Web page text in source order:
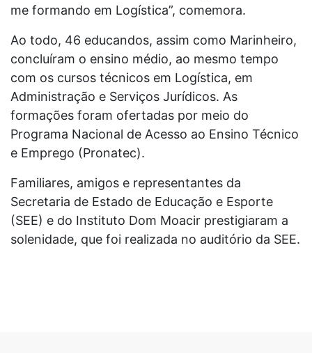
me formando em Logística”, comemora.
Ao todo, 46 educandos, assim como Marinheiro,
concluíram o ensino médio, ao mesmo tempo
com os cursos técnicos em Logística, em
Administração e Serviços Jurídicos. As
formações foram ofertadas por meio do
Programa Nacional de Acesso ao Ensino Técnico
e Emprego (Pronatec).
Familiares, amigos e representantes da
Secretaria de Estado de Educação e Esporte
(SEE) e do Instituto Dom Moacir prestigiaram a
solenidade, que foi realizada no auditório da SEE.